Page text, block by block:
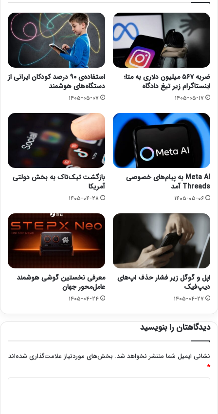
ضربه ۵۶۷ میلیون دلاری به متا؛
اینستاگرام زیر تیغ دادگاه
۱۴۰۵-۰۵-۱۷
استفاده‌ی ۹۰ درصد کودکان ایرانی از
دستگاه‌های هوشمند
۱۴۰۵-۰۵-۰۷
Meta AI به پیام‌های خصوصی
Threads آمد
۱۴۰۵-۰۵-۰۶
بازگشت تیک‌تاک به بخش دولتی
آمریکا
۱۴۰۵-۰۴-۲۸
اپل و گوگل زیر فشار حذف اپ‌های
دیپ‌فیک
۱۴۰۵-۰۴-۲۷
معرفی نخستین گوشی هوشمند
عامل‌محور جهان
۱۴۰۵-۰۴-۲۴
دیدگاهتان را بنویسید
نشانی ایمیل شما منتشر نخواهد شد. بخش‌های موردنیاز علامت‌گذاری شده‌اند
*